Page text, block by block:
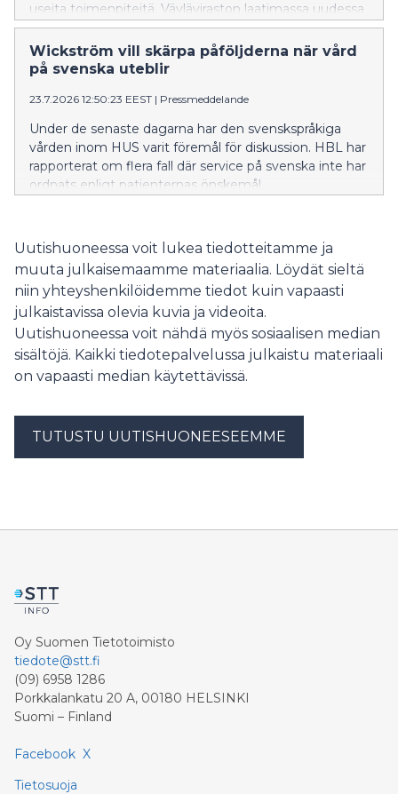
useita toimenpiteitä. Väyläviraston laatimassa uudessa
investointiohjelmassa valtatie 25:n kehittämistoimet
on asetettu etusijalle.
Wickström vill skärpa påföljderna när vård
på svenska uteblir
23.7.2026 12:50:23 EEST | Pressmeddelande
Under de senaste dagarna har den svenskspråkiga
vården inom HUS varit föremål för diskussion. HBL har
rapporterat om flera fall där service på svenska inte har
ordnats enligt patienternas önskemål.
Uutishuoneessa voit lukea tiedotteitamme ja
muuta julkaisemaamme materiaalia. Löydät sieltä
niin yhteyshenkilöidemme tiedot kuin vapaasti
julkaistavissa olevia kuvia ja videoita.
Uutishuoneessa voit nähdä myös sosiaalisen median
sisältöjä. Kaikki tiedotepalvelussa julkaistu materiaali
on vapaasti median käytettävissä.
TUTUSTU UUTISHUONEESEEMME
Oy Suomen Tietotoimisto
tiedote@stt.fi
(09) 6958 1286
Porkkalankatu 20 A, 00180 HELSINKI
Suomi – Finland
Facebook X
Tietosuoja